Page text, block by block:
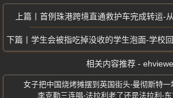
首例珠港跨境直通救护车完成转运-
学生会被指吃掉没收的学生泡面-学校回
相关内容推荐 -
女子把中国烧烤摊摆到英国街头-曼彻斯特
李克勤三连唱-法拉利老了还是法拉利-